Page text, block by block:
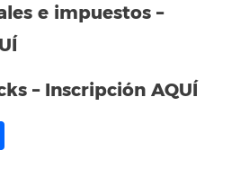
e impuestos –
– Inscripción AQUÍ